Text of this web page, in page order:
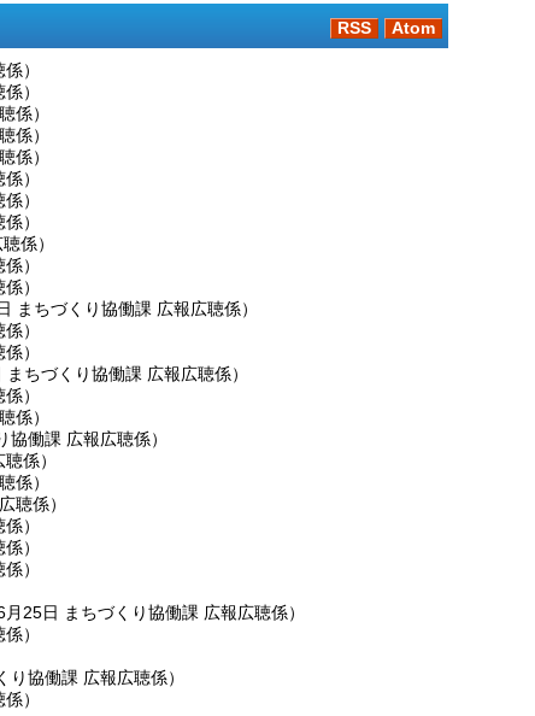
RSS Atom
係）
係）
係）
係）
係）
係）
係）
係）
聴係）
係）
係）
まちづくり協働課 広報広聴係）
係）
係）
まちづくり協働課 広報広聴係）
係）
係）
協働課 広報広聴係）
聴係）
係）
聴係）
係）
係）
係）
25日 まちづくり協働課 広報広聴係）
係）
り協働課 広報広聴係）
係）